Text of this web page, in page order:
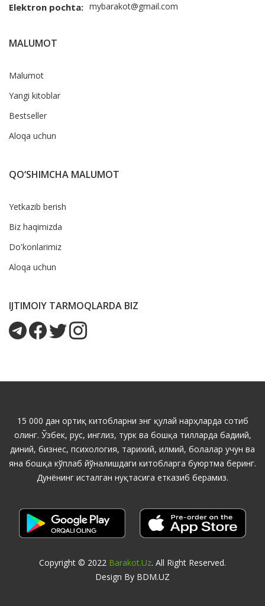
Elektron pochta: mybarakot@gmail.com
MALUMOT
Malumot
Yangi kitoblar
Bestseller
Aloqa uchun
QO‘SHIMCHA MALUMOT
Yetkazib berish
Biz haqimizda
Do'konlarimiz
Aloqa uchun
IJTIMOIY TARMOQLARDA BIZ
15 000 дан ортиқ китобларни энг қулай нарҳларда сотиб
олинг. Ўзбек, рус, инглиз, турк ва бошқа тилларда бадиий,
диний, бизнес, психология, тарихий, илмий, болалар учун ва
яна бошқа кўплаб йўналишдаги китобларга буюртма беринг.
Дунёнинг исталган нуқтасига етказиб берамиз.
Copyright © 2022 Barakot.uz. All Right Reserved.
Design By BDM.UZ